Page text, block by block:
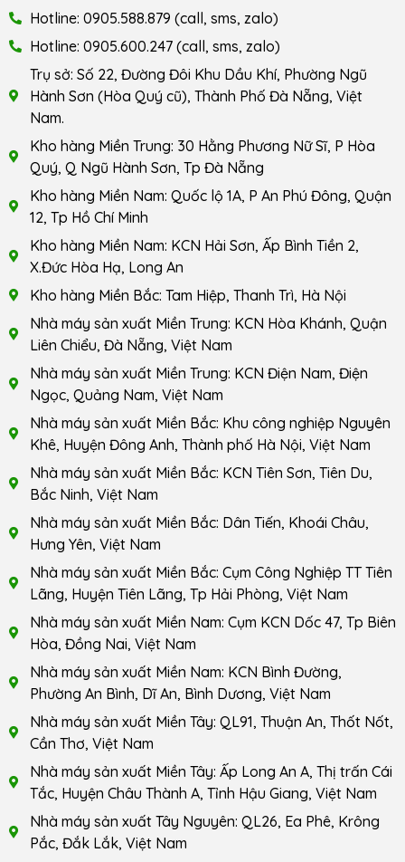
Hotline: 0905.588.879 (call, sms, zalo)
Hotline: 0905.600.247 (call, sms, zalo)
Trụ sở: Số 22, Đường Đôi Khu Dầu Khí, Phường Ngũ
Hành Sơn (Hòa Quý cũ), Thành Phố Đà Nẵng, Việt
Nam.
Kho hàng Miền Trung: 30 Hằng Phương Nữ Sĩ, P Hòa
Quý, Q Ngũ Hành Sơn, Tp Đà Nẵng
Kho hàng Miền Nam: Quốc lộ 1A, P An Phú Đông, Quận
12, Tp Hồ Chí Minh
Kho hàng Miền Nam: KCN Hải Sơn, Ấp Bình Tiền 2,
X.Đức Hòa Hạ, Long An
Kho hàng Miền Bắc: Tam Hiệp, Thanh Trì, Hà Nội
Nhà máy sản xuất Miền Trung: KCN Hòa Khánh, Quận
Liên Chiểu, Đà Nẵng, Việt Nam
Nhà máy sản xuất Miền Trung: KCN Điện Nam, Điện
Ngọc, Quảng Nam, Việt Nam
Nhà máy sản xuất Miền Bắc: Khu công nghiệp Nguyên
Khê, Huyện Đông Anh, Thành phố Hà Nội, Việt Nam
Nhà máy sản xuất Miền Bắc: KCN Tiên Sơn, Tiên Du,
Bắc Ninh, Việt Nam
Nhà máy sản xuất Miền Bắc: Dân Tiến, Khoái Châu,
Hưng Yên, Việt Nam
Nhà máy sản xuất Miền Bắc: Cụm Công Nghiệp TT Tiên
Lãng, Huyện Tiên Lãng, Tp Hải Phòng, Việt Nam
Nhà máy sản xuất Miền Nam: Cụm KCN Dốc 47, Tp Biên
Hòa, Đồng Nai, Việt Nam
Nhà máy sản xuất Miền Nam: KCN Bình Đường,
Phường An Bình, Dĩ An, Bình Dương, Việt Nam
Nhà máy sản xuất Miền Tây: QL91, Thuận An, Thốt Nốt,
Cần Thơ, Việt Nam
Nhà máy sản xuất Miền Tây: Ấp Long An A, Thị trấn Cái
Tắc, Huyện Châu Thành A, Tỉnh Hậu Giang, Việt Nam
Nhà máy sản xuất Tây Nguyên: QL26, Ea Phê, Krông
Pắc, Đắk Lắk, Việt Nam